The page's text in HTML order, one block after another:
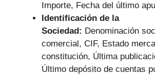
Importe, Fecha del último
Identificación de la
Sociedad: Denominación
comercial, CIF, Estado
constitución, Última
Último depósito de cuentas